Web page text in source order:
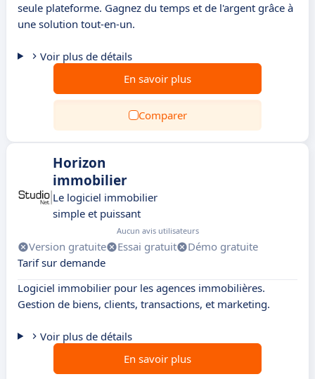
seule plateforme. Gagnez du temps et de l'argent grâce à
une solution tout-en-un.
Voir plus de détails
En savoir plus
Comparer
Horizon
immobilier
Le logiciel immobilier
simple et puissant
Aucun avis utilisateurs
Version gratuite Essai gratuit
Démo gratuite
Tarif sur demande
Logiciel immobilier pour les agences immobilières.
Gestion de biens, clients, transactions, et marketing.
Voir plus de détails
En savoir plus